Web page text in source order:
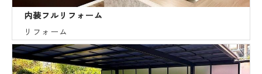
内装フルリフォーム
リフォーム